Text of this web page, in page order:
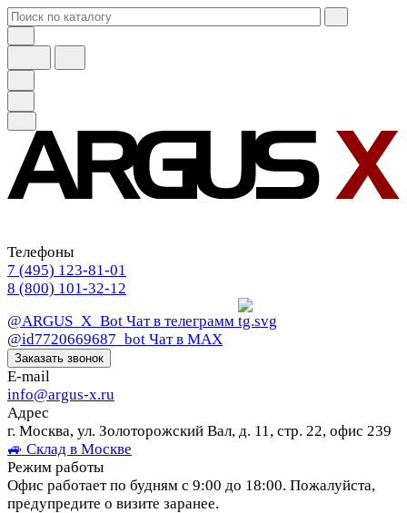
Телефоны
7 (495) 123-81-01
8 (800) 101-32-12
@ARGUS_X_Bot Чат в телеграмм
@id7720669687_bot Чат в МАХ
Заказать звонок
E-mail
info@argus-x.ru
Адрес
г. Москва, ул. Золоторожский Вал, д. 11, стр. 22, офис 239
🚙 Склад в Москве
Режим работы
Офис работает по будням с 9:00 до 18:00. Пожалуйста,
предупредите о визите заранее.